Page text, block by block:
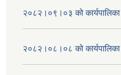
२०८२।०९।०३ को कार्यपालिका
२०८२।०८।०८ को कार्यपालिका